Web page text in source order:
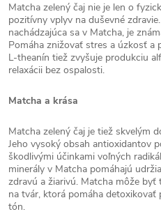
Matcha zelený čaj nie je len o
pozitívny vplyv na duševné
nachádzajúca sa v Matcha, je
Pomáha znižovať stres a úzkosť a
L-theanín tiež zvyšuje produkciu
relaxácii bez ospalosti.
Matcha a krása
Matcha zelený čaj je tiež skvelým
Jeho vysoký obsah antioxidantov
škodlivými účinkami voľných
minerály v Matcha pomáhajú
zdravú a žiarivú. Matcha môže
na tvár, ktorá pomáha
tón.